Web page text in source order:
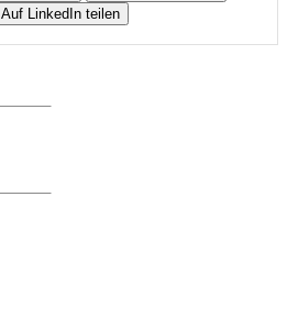
Auf LinkedIn teilen